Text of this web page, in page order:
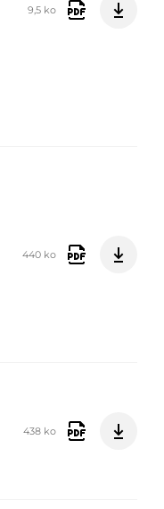
9,5 ko
440 ko
438 ko